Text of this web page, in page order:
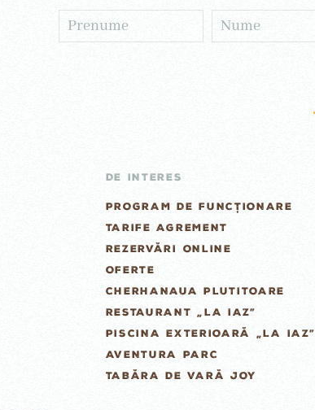
DE INTERES
PROGRAM DE FUNCȚIONARE
TARIFE AGREMENT
REZERVĂRI ONLINE
OFERTE
CHERHANAUA PLUTITOARE
RESTAURANT „LA IAZ”
PISCINA EXTERIOARĂ „LA IAZ”
AVENTURA PARC
TABĂRA DE VARĂ JOY